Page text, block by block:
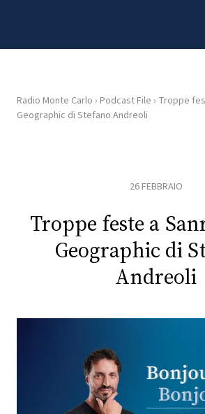
HOME
RADIO
PLAYLIST
CONCORSI
Radio Monte Carlo › Podcast File › Troppe
Geographic di Stefano Andreoli
26 FEBBRAIO
Troppe feste a
Geographic di
Andreoli